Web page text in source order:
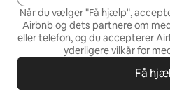
Når du vælger "Få hjælp",
Airbnb og dets partnere om
eller telefon, og du accepterer
yderligere vilkår for
Få